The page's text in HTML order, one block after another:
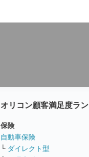
オリコン顧客満足度ラ
保険
自動車保険
└ ダイレクト型